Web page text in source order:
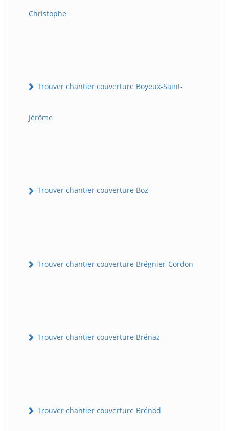
Christophe
Trouver chantier couverture Boyeux-Saint-
Jérôme
Trouver chantier couverture Boz
Trouver chantier couverture Brégnier-Cordon
Trouver chantier couverture Brénaz
Trouver chantier couverture Brénod